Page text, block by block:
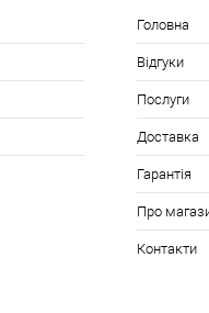
Головна
Відгуки
Послуги
Доставка
Гарантія
Про
Контакти